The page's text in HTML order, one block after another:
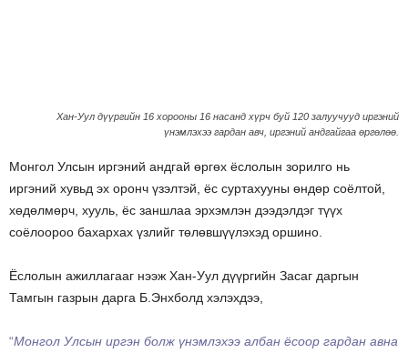
Хан-Уул дүүргийн 16 хорооны 16 насанд хүрч буй 120 залуучууд иргэний
үнэмлэхээ гардан авч, иргэний андгайгаа өргөлөө.
Монгол Улсын иргэний андгай өргөх ёслолын зорилго нь
иргэний хувьд эх оронч үзэлтэй, ёс суртахууны өндөр соёлтой,
хөдөлмөрч, хууль, ёс заншлаа эрхэмлэн дээдэлдэг түүх
соёлоороо бахархах үзлийг төлөвшүүлэхэд оршино.
Ёслолын ажиллагааг нээж Хан-Уул дүүргийн Засаг даргын
Тамгын газрын дарга Б.Энхболд хэлэхдээ,
“Монгол Улсын иргэн болж үнэмлэхээ албан ёсоор гардан авна